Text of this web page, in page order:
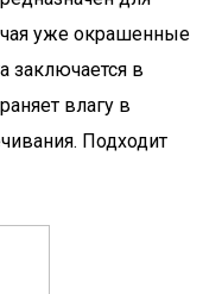
уже окрашенные
заключается в
влагу в
Подходит